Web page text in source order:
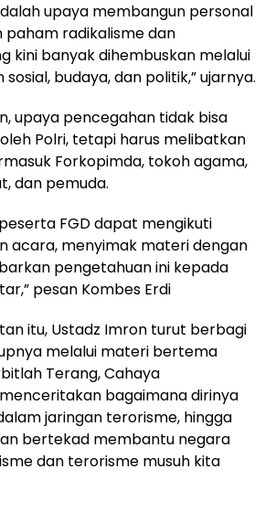
upaya membangun personal
radikalisme dan
kini banyak dihembuskan melalui
budaya, dan politik,” ujarnya.
upaya pencegahan tidak bisa
Polri, tetapi harus melibatkan
Forkopimda, tokoh agama,
dan pemuda.
FGD dapat mengikuti
acara, menyimak materi dengan
pengetahuan ini kepada
pesan Kombes Erdi
itu, Ustadz Imron turut berbagi
melalui materi bertema
Terang, Cahaya
menceritakan bagaimana dirinya
jaringan terorisme, hingga
bertekad membantu negara
dan terorisme musuh kita